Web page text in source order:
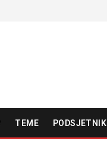
TEME PODSJETNIK